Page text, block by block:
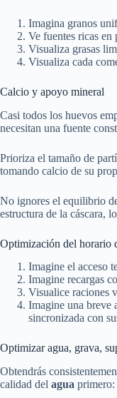
Imagina granos
Ve fuentes ricas en
Visualiza grasas
Visualiza cada
Calcio y apoyo mineral
Casi todos los huevos
necesitan una fuente
Prioriza el tamaño de
tomando calcio de su
No ignores el equilibrio
estructura de la cáscara,
Optimización del horario
Imagine el acceso
Imagine recargas
Visualice raciones
Imagine una breve
sincronizada con
Optimizar agua, grava,
Obtendrás
calidad del agua primero: